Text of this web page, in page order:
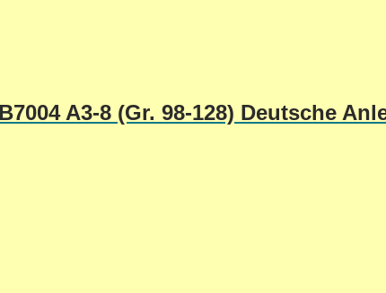
A3-8 (Gr. 98-128) Deutsche